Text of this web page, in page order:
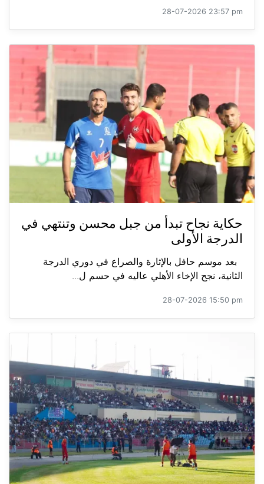
28-07-2026 23:57 pm
حكاية نجاح تبدأ من جبل محسن وتنتهي في
الدرجة الأولى
بعد موسم حافل بالإثارة والصراع في دوري الدرجة
الثانية، نجح الإخاء الأهلي عاليه في حسم ل...
28-07-2026 15:50 pm